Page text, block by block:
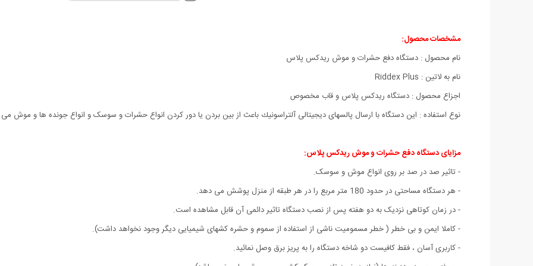
مشخصات محصول:
نام محصول : دستگاه دفع حشرات و موش ریدکس پلاس
نام به لاتین : Riddex Plus
اجزاع محصول : دستگاه ریدکس پلاس و قاب مخصوص
نوع استفاده : این دستگاه با ارسال پالسهای دیجیتالی آلتراسونیك باعث از بین بردن یا دور کردن انواع حشرات و سوسک و انواع جونده ها و موش
مزایای دستگاه دفع حشرات و موش ریدکس پلاس:
- تاثیر صد در صد بر روی انواع موش و سوسک.
- هر دستگاه مساحتی در حدود 180 متر مربع را در هر طبقه از منزل پوشش می دهد.
- در زمان کوتاهی نزدیک به دو هفته پس از نصب دستگاه تاثیر دائمی آن قابل مشاهده است.
- کاملا ایمن و بی خطر ( خطر مسمومیت ناشی از استفاده از سموم و حشره کشهای شیمیایی دیگر وجود نخواهد داشت).
- کاربری آسان ، فقط کافیست دو شاخه دستگاه را به پریز برق وصل نمائید.